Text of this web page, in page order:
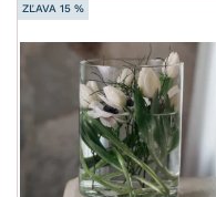
ZĽAVA 15 %